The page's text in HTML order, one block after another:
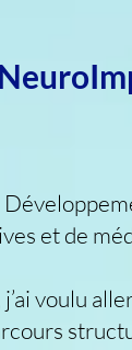
et de
voulu